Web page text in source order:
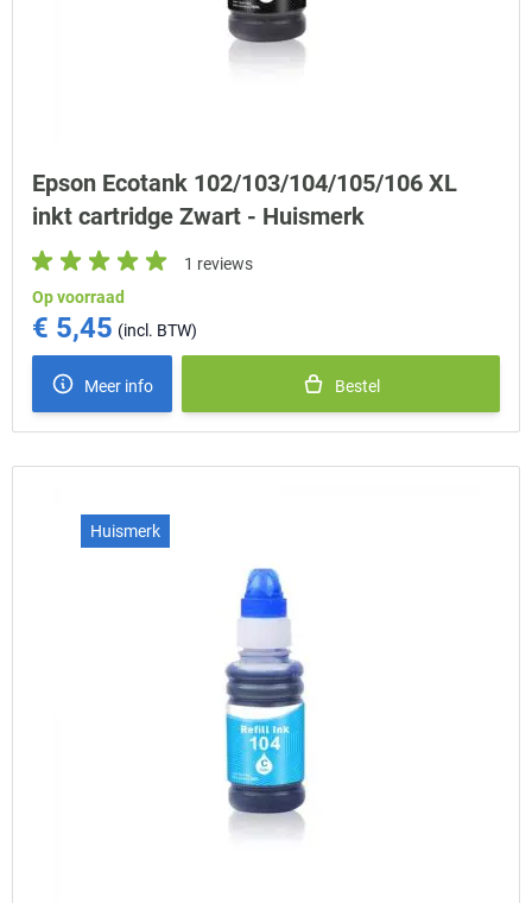
Epson Ecotank 102/103/104/105/106 XL
inkt cartridge Zwart - Huismerk
1 reviews
Op voorraad
€ 5,45
Meer info Bestel
Huismerk